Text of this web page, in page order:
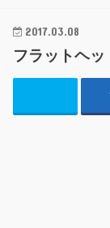
2017.03.08
フラットヘッ